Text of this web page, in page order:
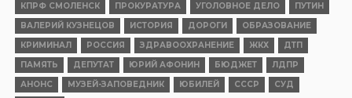
КПРФ СМОЛЕНСК
ПРОКУРАТУРА УГОЛОВНОЕ ДЕЛО
ПУТИН
ВАЛЕРИЙ КУЗНЕЦОВ
ИСТОРИЯ ДОРОГИ
ОБРАЗОВАНИЕ
КРИМИНАЛ
РОССИЯ ЗДРАВООХРАНЕНИЕ ЖКХ
ДТП
ПАМЯТЬ
ДЕПУТАТ ЮРИЙ АФОНИН БЮДЖЕТ
ЛДПР
АНОНС
МУЗЕЙ-ЗАПОВЕДНИК ЮБИЛЕЙ СССР
СУД